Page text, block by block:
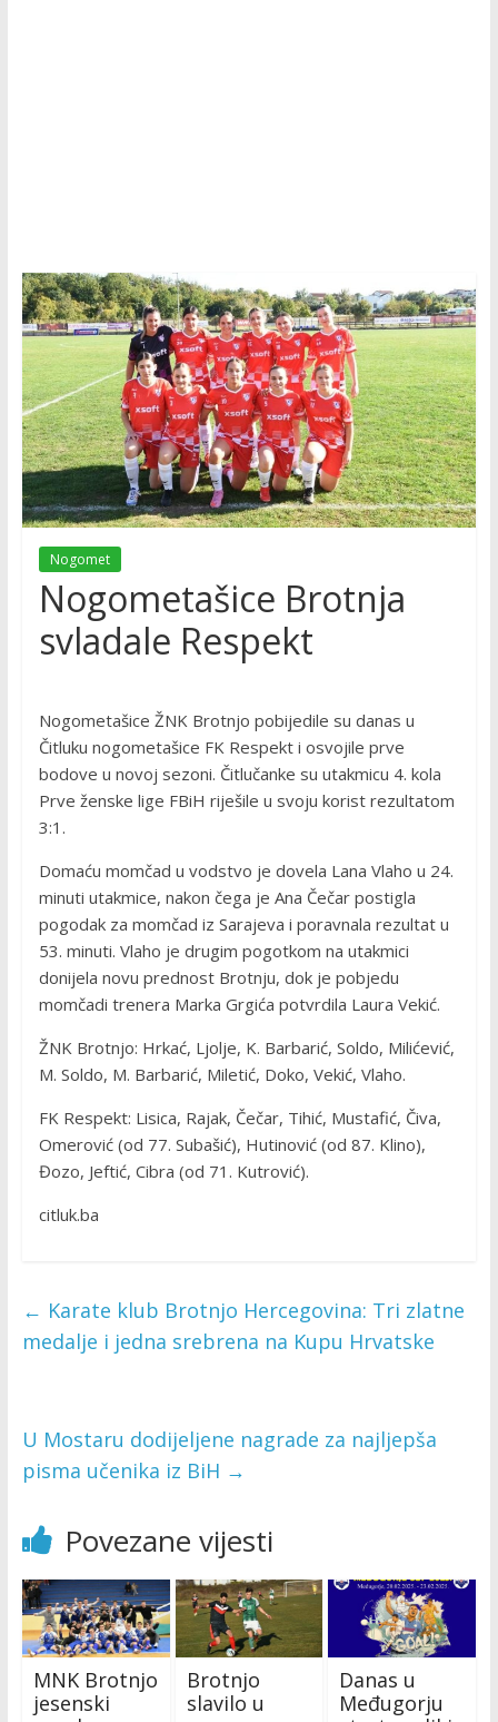
Nogomet
Nogometašice Brotnja
svladale Respekt
Nogometašice ŽNK Brotnjo pobijedile su danas u
Čitluku nogometašice FK Respekt i osvojile prve
bodove u novoj sezoni. Čitlučanke su utakmicu 4. kola
Prve ženske lige FBiH riješile u svoju korist rezultatom
3:1.
Domaću momčad u vodstvo je dovela Lana Vlaho u 24.
minuti utakmice, nakon čega je Ana Čečar postigla
pogodak za momčad iz Sarajeva i poravnala rezultat u
53. minuti. Vlaho je drugim pogotkom na utakmici
donijela novu prednost Brotnju, dok je pobjedu
momčadi trenera Marka Grgića potvrdila Laura Vekić.
ŽNK Brotnjo: Hrkać, Ljolje, K. Barbarić, Soldo, Milićević,
M. Soldo, M. Barbarić, Miletić, Doko, Vekić, Vlaho.
FK Respekt: Lisica, Rajak, Čečar, Tihić, Mustafić, Čiva,
Omerović (od 77. Subašić), Hutinović (od 87. Klino),
Đozo, Jeftić, Cibra (od 71. Kutrović).
citluk.ba
← Karate klub Brotnjo Hercegovina: Tri zlatne
medalje i jedna srebrena na Kupu Hrvatske
U Mostaru dodijeljene nagrade za najljepša
pisma učenika iz BiH →
Povezane vijesti
MNK Brotnjo
jesenski
Brotnjo
slavilo u
Danas u
Međugorju